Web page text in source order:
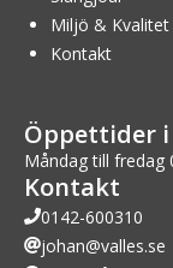
Miljö & Kvalitet
Kontakt
Öppettider
Måndag till fredag
Kontakt
0142-600310
johan@valles.se